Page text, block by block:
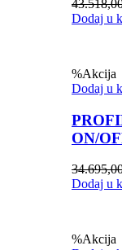
Dodaj u
%Akcija
Dodaj u
ON/
Dodaj u
%Akcija